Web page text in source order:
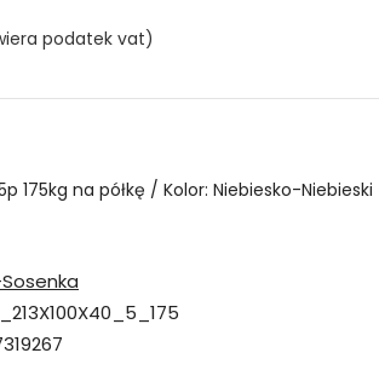
podatek vat)
175kg na półkę / Kolor: Niebiesko-